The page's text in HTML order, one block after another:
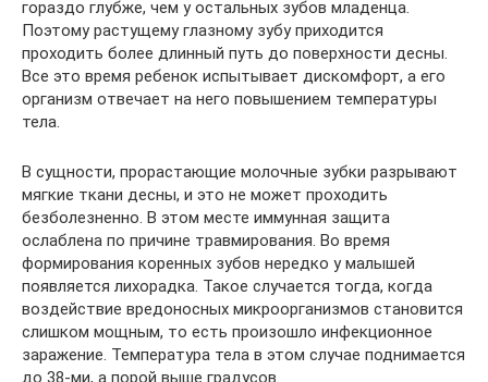
гораздо глубже, чем у остальных зубов младенца.
Поэтому растущему глазному зубу приходится
проходить более длинный путь до поверхности десны.
Все это время ребенок испытывает дискомфорт, а его
организм отвечает на него повышением температуры
тела.
В сущности, прорастающие молочные зубки разрывают
мягкие ткани десны, и это не может проходить
безболезненно. В этом месте иммунная защита
ослаблена по причине травмирования. Во время
формирования коренных зубов нередко у малышей
появляется лихорадка. Такое случается тогда, когда
воздействие вредоносных микроорганизмов становится
слишком мощным, то есть произошло инфекционное
заражение. Температура тела в этом случае поднимается
до 38-ми, а порой выше градусов.